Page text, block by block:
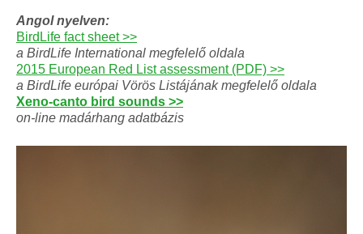
Angol nyelven:
BirdLife fact sheet >>
a BirdLife International megfelelő oldala
2015 European Red List assessment (PDF) >>
a BirdLife európai Vörös Listájának megfelelő oldala
Xeno-canto bird sounds >>
on-line madárhang adatbázis